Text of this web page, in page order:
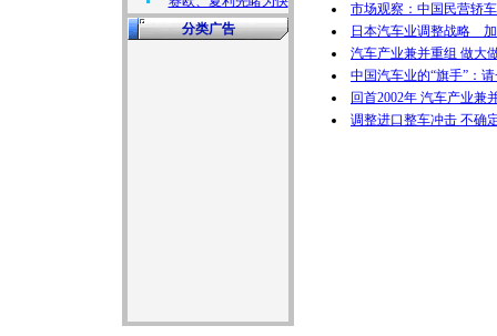
分类广告
市场观察：中国民营轿
日本汽车业调整战略
汽车产业兼并重组 做大
中国汽车业的“旗手”：
回首2002年 汽车产业兼
调整进口整车冲击 不确